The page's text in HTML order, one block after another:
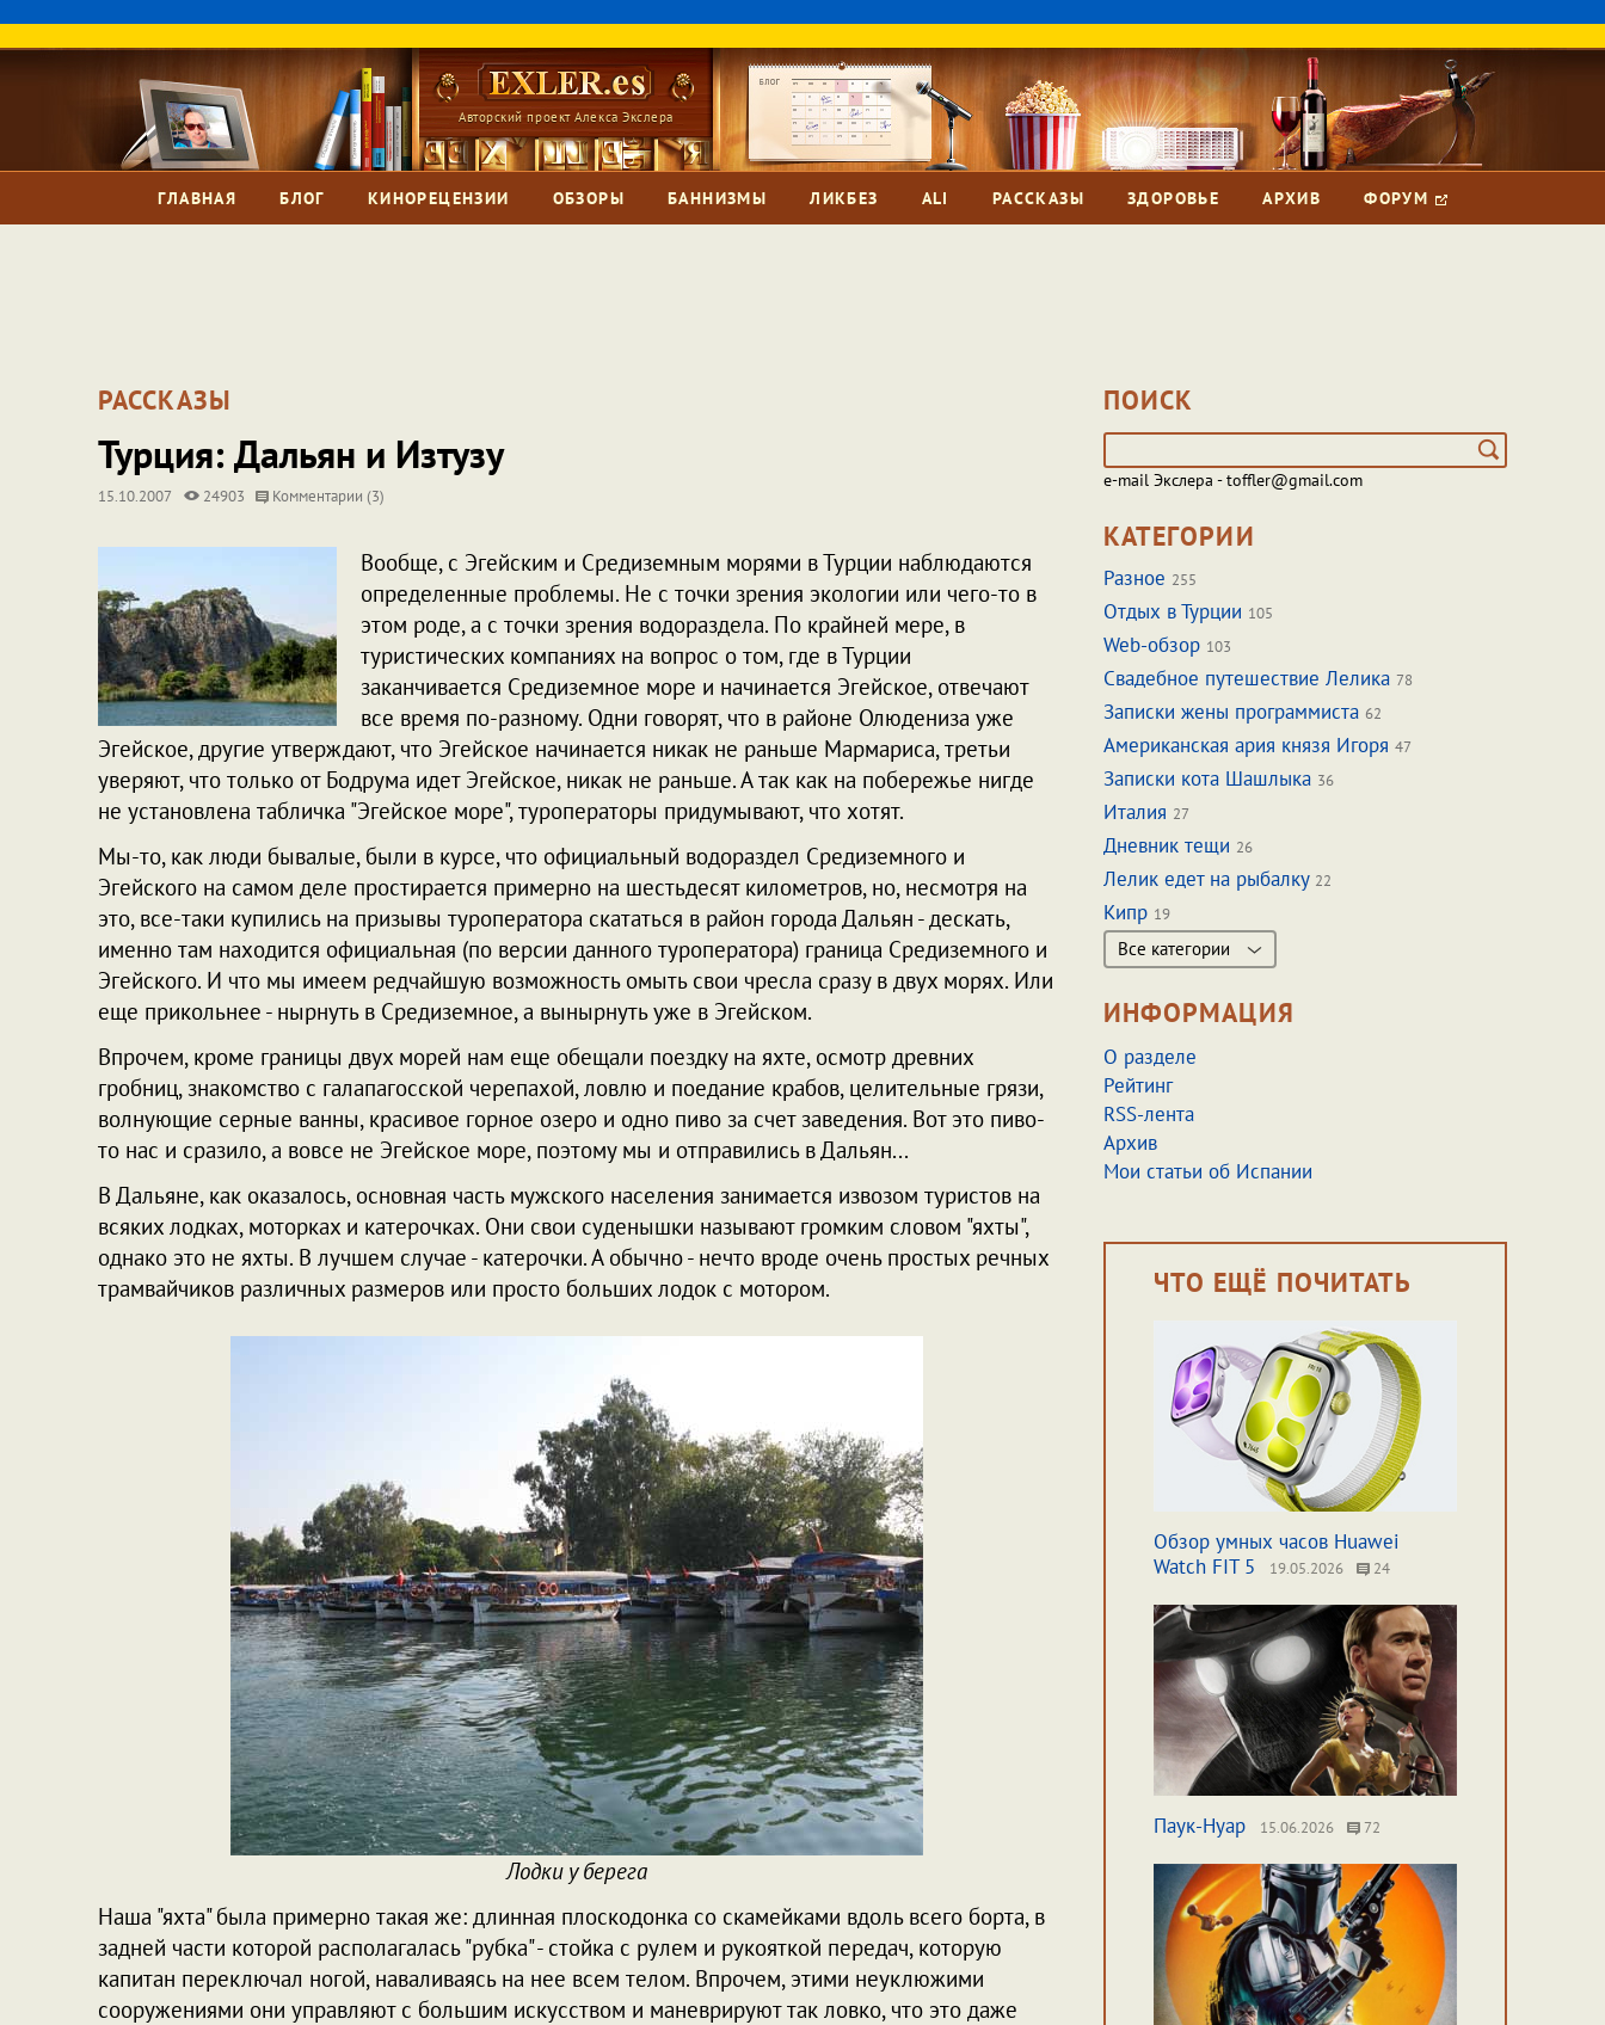
Авторский проект Алекса Экслера
ГЛАВНАЯ БЛОГ КИНОРЕЦЕНЗИИ ОБЗОРЫ БАННИЗМЫ ЛИКБЕЗ ALI РАССКАЗЫ ЗДОРОВЬЕ АРХИВ ФОРУМ
РАССКАЗЫ
Турция: Дальян и Изтузу
15.10.2007 24903 Комментарии (3)
Вообще, с Эгейским и Средиземным морями в Турции наблюдаются
определенные проблемы. Не с точки зрения экологии или чего-то в
этом роде, а с точки зрения водораздела. По крайней мере, в
туристических компаниях на вопрос о том, где в Турции
заканчивается Средиземное море и начинается Эгейское, отвечают
все время по-разному. Одни говорят, что в районе Олюдениза уже
Эгейское, другие утверждают, что Эгейское начинается никак не раньше Мармариса, третьи
уверяют, что только от Бодрума идет Эгейское, никак не раньше. А так как на побережье нигде
не установлена табличка "Эгейское море", туроператоры придумывают, что хотят.
Мы-то, как люди бывалые, были в курсе, что официальный водораздел Средиземного и
Эгейского на самом деле простирается примерно на шестьдесят километров, но, несмотря на
это, все-таки купились на призывы туроператора скататься в район города Дальян - дескать,
именно там находится официальная (по версии данного туроператора) граница Средиземного и
Эгейского. И что мы имеем редчайшую возможность омыть свои чресла сразу в двух морях. Или
еще прикольнее - нырнуть в Средиземное, а вынырнуть уже в Эгейском.
Впрочем, кроме границы двух морей нам еще обещали поездку на яхте, осмотр древних
гробниц, знакомство с галапагосской черепахой, ловлю и поедание крабов, целительные грязи,
волнующие серные ванны, красивое горное озеро и одно пиво за счет заведения. Вот это пиво-
то нас и сразило, а вовсе не Эгейское море, поэтому мы и отправились в Дальян...
В Дальяне, как оказалось, основная часть мужского населения занимается извозом туристов на
всяких лодках, моторках и катерочках. Они свои суденышки называют громким словом "яхты",
однако это не яхты. В лучшем случае - катерочки. А обычно - нечто вроде очень простых речных
трамвайчиков различных размеров или просто больших лодок с мотором.
Лодки у берега
Наша "яхта" была примерно такая же: длинная плоскодонка со скамейками вдоль всего борта, в
задней части которой располагалась "рубка" - стойка с рулем и рукояткой передач, которую
капитан переключал ногой, наваливаясь на нее всем телом. Впрочем, этими неуклюжими
сооружениями они управляют с большим искусством и маневрируют так ловко, что это даже
ПОИСК
e-mail Экслера - toffler@gmail.com
КАТЕГОРИИ
Разное 255
Отдых в Турции 105
Web-обзор 103
Свадебное путешествие Лелика 78
Записки жены программиста 62
Американская ария князя Игоря 47
Записки кота Шашлыка 36
Италия 27
Дневник тещи 26
Лелик едет на рыбалку 22
Кипр 19
Все категории
ИНФОРМАЦИЯ
О разделе
Рейтинг
RSS-лента
Архив
Мои статьи об Испании
ЧТО ЕЩЁ ПОЧИТАТЬ
Обзор умных часов Huawei
Watch FIT 5
19.05.2026 24
Паук-Нуар 15.06.2026 72